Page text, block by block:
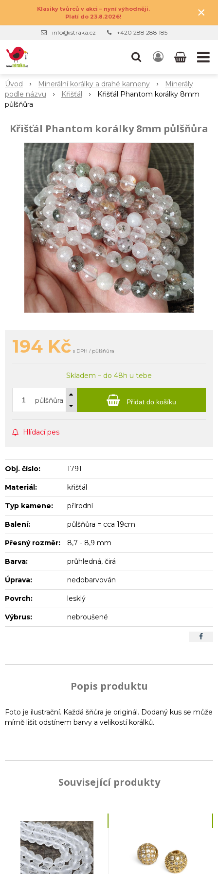
Klasiky tvůrců v akci – nyní výhodněji.
Platí do 23.8.2026!
×
info@istraka.cz +420 288 288 185
Úvod Minerální korálky a drahé kameny
Minerály
podle názvu
Křišťál
Křišťál Phantom korálky 8mm
půlšňůra
Křišťál Phantom korálky 8mm půlšňůra
194 Kč s DPH / půlšňůra
Skladem – do 48h u tebe
půlšňůra Přidat do košíku
Hlídací pes
Obj. číslo: 1791
Materiál: křišťál
Typ kamene: přírodní
Balení: půlšňůra = cca 19cm
Přesný rozměr: 8,7 - 8,9 mm
Barva: průhledná, čirá
Úprava: nedobarvován
Povrch: lesklý
Výbrus: nebroušené
Popis produktu
Foto je ilustrační. Každá šňůra je originál. Dodaný kus se může
mírně lišit odstínem barvy a velikostí korálků.
Související produkty